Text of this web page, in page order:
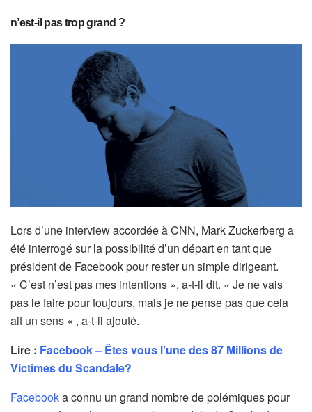
n’est-il pas trop grand ?
Lors d’une interview accordée à CNN, Mark Zuckerberg a
été interrogé sur la possibilité d’un départ en tant que
président de Facebook pour rester un simple dirigeant.
« C’est n’est pas mes intentions », a-t-il dit. « Je ne vais
pas le faire pour toujours, mais je ne pense pas que cela
ait un sens « , a-t-il ajouté.
Lire : Facebook – Êtes vous l’une des 87 Millions de
Victimes du Scandale?
Facebooka connu un grand nombre de polémiques pour